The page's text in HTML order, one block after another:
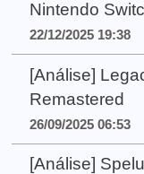
Nintendo
22/12/2025 19:38
[Análise]
Remastered
26/09/2025 06:53
[Análise]